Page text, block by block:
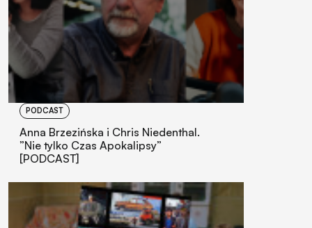
PODCAST
Anna Brzezińska i Chris Niedenthal.
”Nie tylko Czas Apokalipsy”
[PODCAST]